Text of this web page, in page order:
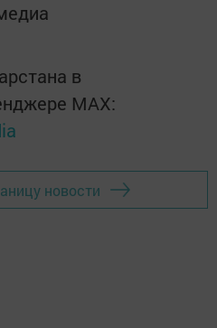
в
MАХ:
новости